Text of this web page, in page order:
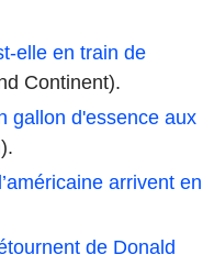
elle en train de
Continent).
gallon d'essence aux
arrivent en
de Donald